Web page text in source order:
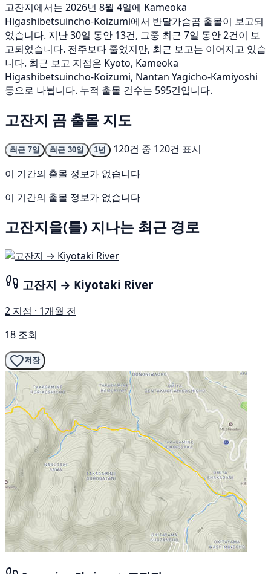
고잔지에서는 2026년 8월 4일에 Kameoka
Higashibetsuincho-Koizumi에서 반달가슴곰 출몰이 보고되
었습니다. 지난 30일 동안 13건, 그중 최근 7일 동안 2건이 보
고되었습니다. 전주보다 줄었지만, 최근 보고는 이어지고 있습
니다. 최근 보고 지점은 Kyoto, Kameoka
Higashibetsuincho-Koizumi, Nantan Yagicho-Kamiyoshi
등으로 나뉩니다. 누적 출몰 건수는 595건입니다.
고잔지 곰 출몰 지도
최근 7일 최근 30일 1년
120건 중 120건 표시
이 기간의 출몰 정보가 없습니다
이 기간의 출몰 정보가 없습니다
고잔지을(를) 지나는 최근 경로
고잔지 → Kiyotaki River
2 지점 · 1개월 전
18 조회
저장